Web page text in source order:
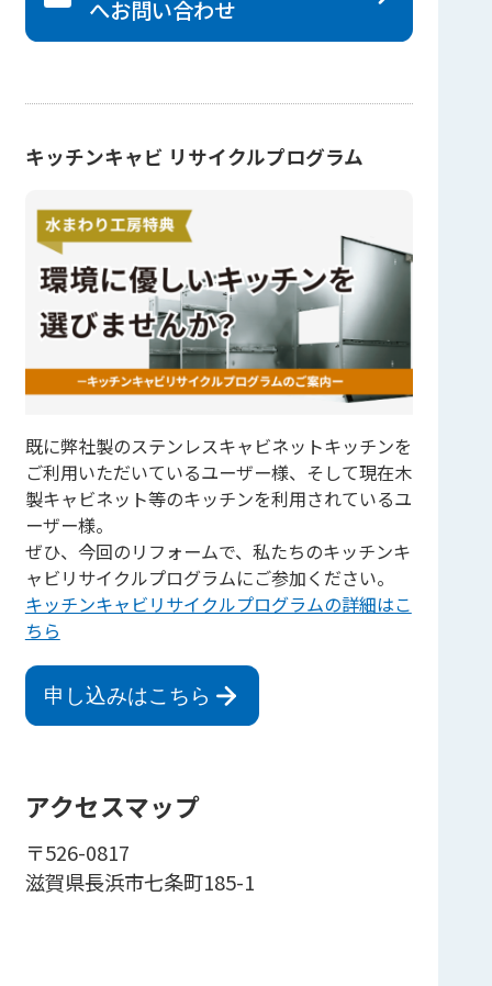
へお問い合わせ
キッチンキャビ リサイクルプログラム
既に弊社製のステンレスキャビネットキッチンを
ご利用いただいているユーザー様、そして現在木
製キャビネット等のキッチンを利用されているユ
ーザー様。
ぜひ、今回のリフォームで、私たちのキッチンキ
ャビリサイクルプログラムにご参加ください。
キッチンキャビリサイクルプログラムの詳細はこ
ちら
申し込みはこちら
アクセスマップ
〒526-0817
滋賀県長浜市七条町185-1